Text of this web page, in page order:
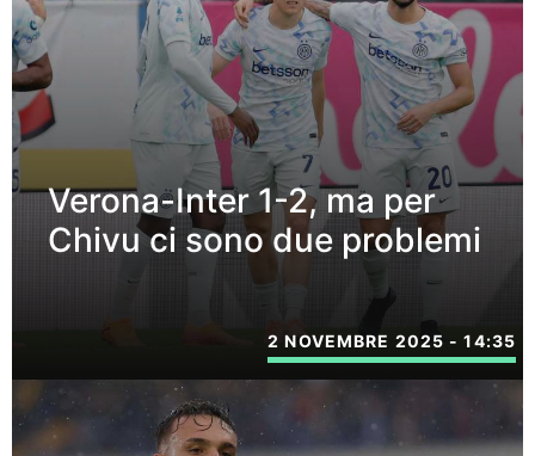
Verona-Inter 1-2, ma per
Chivu ci sono due problemi
2 NOVEMBRE 2025 - 14:35